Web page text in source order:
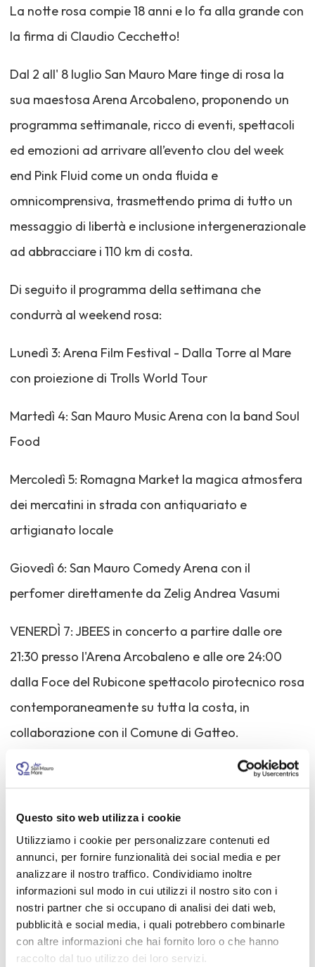
Questo sito web utilizza i cookie
Utilizziamo i cookie per personalizzare contenuti ed
annunci, per fornire funzionalità dei social media e per
analizzare il nostro traffico. Condividiamo inoltre
informazioni sul modo in cui utilizzi il nostro sito con i
nostri partner che si occupano di analisi dei dati web,
pubblicità e social media, i quali potrebbero combinarle
con altre informazioni che hai fornito loro o che hanno
raccolto dal tuo utilizzo dei loro servizi.
La notte rosa compie 18 anni e lo fa alla grande con
la firma di Claudio Cecchetto!
Dal 2 all' 8 luglio San Mauro Mare tinge di rosa la
sua maestosa Arena Arcobaleno, proponendo un
programma settimanale, ricco di eventi, spettacoli
ed emozioni ad arrivare all’evento clou del week
end Pink Fluid come un onda fluida e
omnicomprensiva, trasmettendo prima di tutto un
messaggio di libertà e inclusione intergenerazionale
ad abbracciare i 110 km di costa.
Di seguito il programma della settimana che
condurrà al weekend rosa:
Lunedì 3: Arena Film Festival - Dalla Torre al Mare
con proiezione di Trolls World Tour
Martedì 4: San Mauro Music Arena con la band Soul
Food
Mercoledì 5: Romagna Market la magica atmosfera
dei mercatini in strada con antiquariato e
artigianato locale
Giovedì 6: San Mauro Comedy Arena con il
perfomer direttamente da Zelig Andrea Vasumi
VENERDÌ 7: JBEES in concerto a partire dalle ore
21:30 presso l'Arena Arcobaleno e alle ore 24:00
dalla Foce del Rubicone spettacolo pirotecnico rosa
contemporaneamente su tutta la costa, in
collaborazione con il Comune di Gatteo.
SABATO 8: Live & Talk Show con la giovanissima
show di Maria de Filippi.
Le spiagge, chioschi e bar proporranno le loro
serate all’insegna della libertà e dell’accoglienza, gli
hotel, i ristoranti e i pub proporranno menu a tema
per tutto il weekend e l'intero paese si tingerà di
rosa!